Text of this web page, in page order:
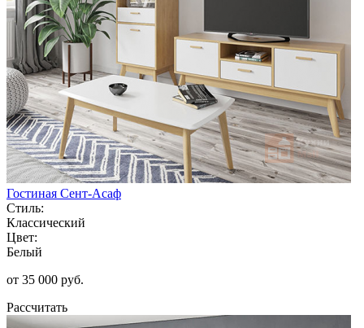
Гостиная Сент-Асаф
Стиль:
Классический
Цвет:
Белый
от 35 000 руб.
Рассчитать